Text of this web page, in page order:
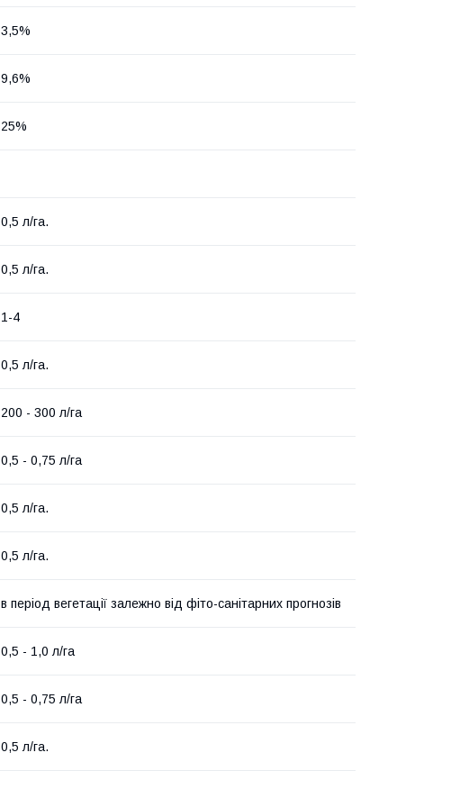
3,5%
9,6%
25%
0,5 л/га.
0,5 л/га.
1-4
0,5 л/га.
200 - 300 л/га
0,5 - 0,75 л/га
0,5 л/га.
0,5 л/га.
в період вегетації залежно від фіто-санітарних прогнозів
0,5 - 1,0 л/га
0,5 - 0,75 л/га
0,5 л/га.